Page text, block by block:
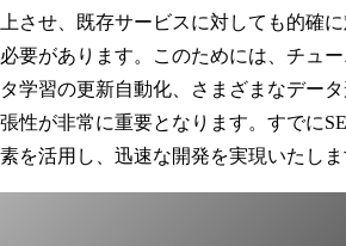
上させ、既存サービスに対しても的確
必要があります。このためには、チュ
タ学習の更新自動化、さまざまなデー
張性が非常に重要となります。すでに
素を活用し、迅速な開発を実現いたしま